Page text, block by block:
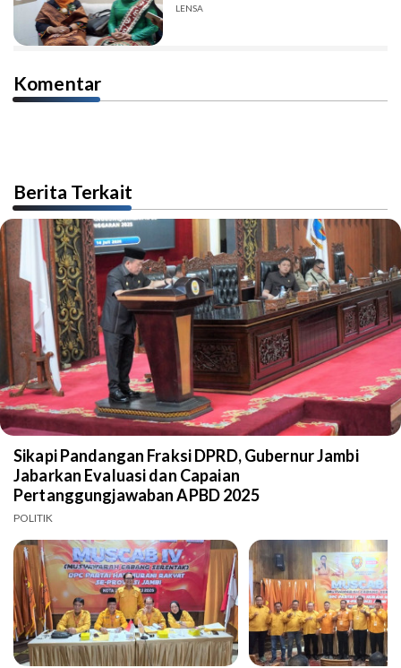
LENSA
Komentar
Berita Terkait
Sikapi Pandangan Fraksi DPRD, Gubernur Jambi
Jabarkan Evaluasi dan Capaian
Pertanggungjawaban APBD 2025
POLITIK